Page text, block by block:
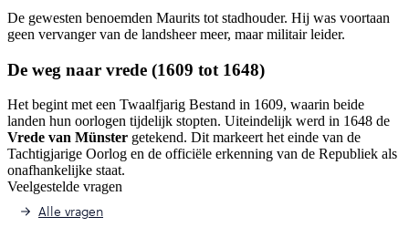
De gewesten benoemden Maurits tot stadhouder. Hij was voortaan
geen vervanger van de landsheer meer, maar militair leider.
De weg naar vrede (1609 tot 1648)
Het begint met een Twaalfjarig Bestand in 1609, waarin beide
landen hun oorlogen tijdelijk stopten. Uiteindelijk werd in 1648 de
Vrede van Münster getekend. Dit markeert het einde van de
Tachtigjarige Oorlog en de officiële erkenning van de Republiek als
onafhankelijke staat.
Veelgestelde vragen
Alle vragen